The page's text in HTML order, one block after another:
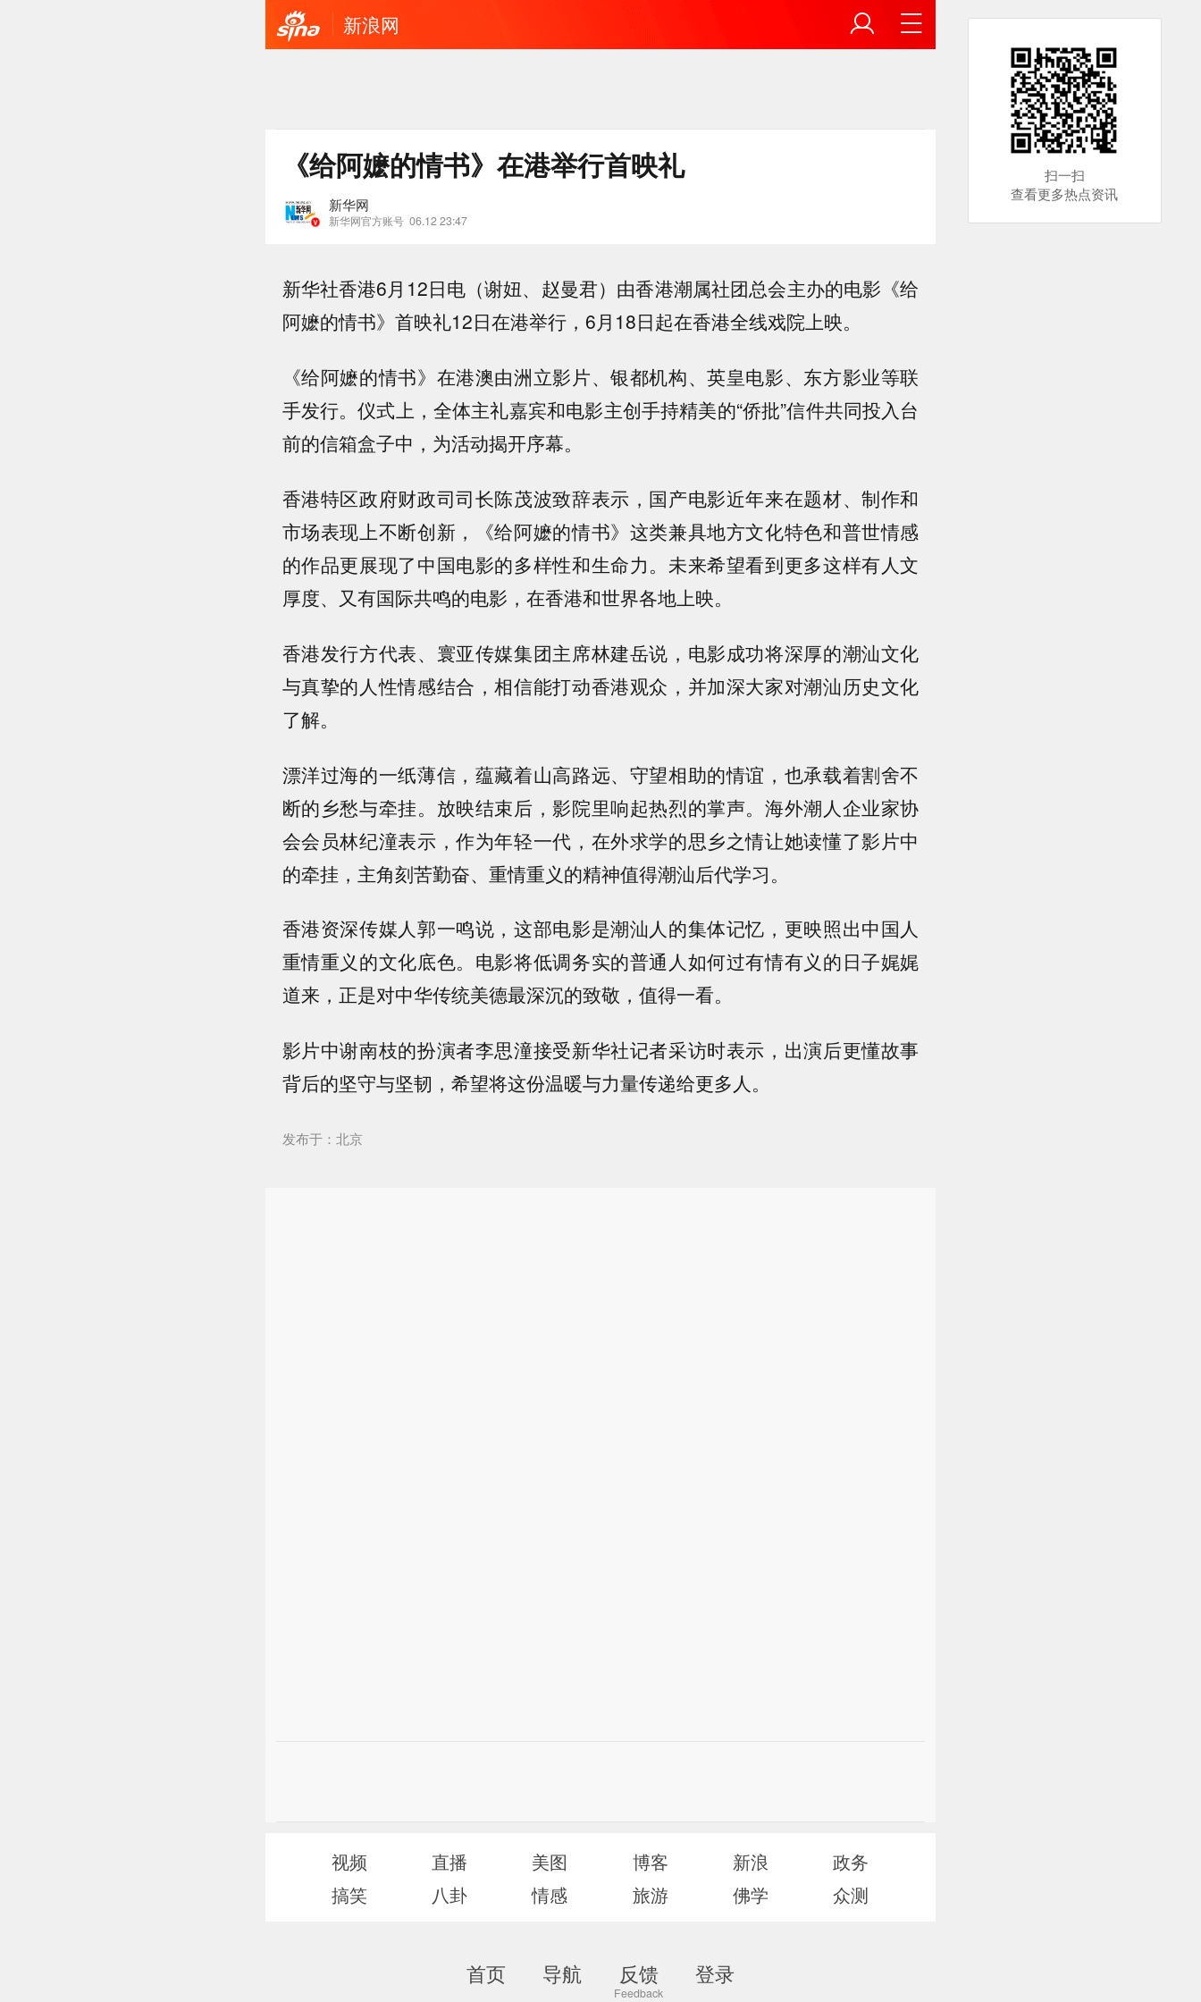
新浪网
《给阿嬷的情书》在港举行首映礼
新华网
新华网官方账号 06.12 23:47
新华社香港6月12日电（谢妞、赵曼君）由香港潮属社团总会主办的电影《给
阿嬷的情书》首映礼12日在港举行，6月18日起在香港全线戏院上映。
《给阿嬷的情书》在港澳由洲立影片、银都机构、英皇电影、东方影业等联
手发行。仪式上，全体主礼嘉宾和电影主创手持精美的“侨批”信件共同投入台
前的信箱盒子中，为活动揭开序幕。
香港特区政府财政司司长陈茂波致辞表示，国产电影近年来在题材、制作和
市场表现上不断创新，《给阿嬷的情书》这类兼具地方文化特色和普世情感
的作品更展现了中国电影的多样性和生命力。未来希望看到更多这样有人文
厚度、又有国际共鸣的电影，在香港和世界各地上映。
香港发行方代表、寰亚传媒集团主席林建岳说，电影成功将深厚的潮汕文化
与真挚的人性情感结合，相信能打动香港观众，并加深大家对潮汕历史文化
了解。
漂洋过海的一纸薄信，蕴藏着山高路远、守望相助的情谊，也承载着割舍不
断的乡愁与牵挂。放映结束后，影院里响起热烈的掌声。海外潮人企业家协
会会员林纪潼表示，作为年轻一代，在外求学的思乡之情让她读懂了影片中
的牵挂，主角刻苦勤奋、重情重义的精神值得潮汕后代学习。
香港资深传媒人郭一鸣说，这部电影是潮汕人的集体记忆，更映照出中国人
重情重义的文化底色。电影将低调务实的普通人如何过有情有义的日子娓娓
道来，正是对中华传统美德最深沉的致敬，值得一看。
影片中谢南枝的扮演者李思潼接受新华社记者采访时表示，出演后更懂故事
背后的坚守与坚韧，希望将这份温暖与力量传递给更多人。
发布于：北京
视频 直播 美图 博客 新浪
政务
搞笑
八卦 情感 旅游 佛学 众测
首页 导航 反馈 登录
扫一扫
查看更多热点资讯